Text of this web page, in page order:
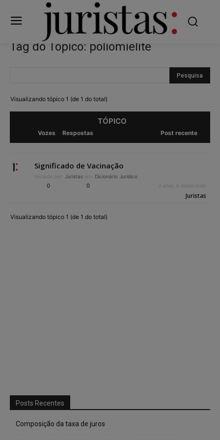
Tag do Tópico: poliomielite
Visualizando tópico 1 (de 1 do total)
TÓPICO
Vozes Respostas Post recente
Significado de Vacinação
Iniciado por: Juristas em: Dicionário Jurídico
0 0 2 anos, 6 meses atrás
Juristas
Visualizando tópico 1 (de 1 do total)
Posts Recentes
Composição da taxa de juros